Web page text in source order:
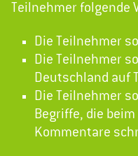
Teilnehmer folgende
Die Teilnehmer
Die Teilnehmer
Deutschland auf
Die Teilnehmer
Begriffe, die
Kommentare